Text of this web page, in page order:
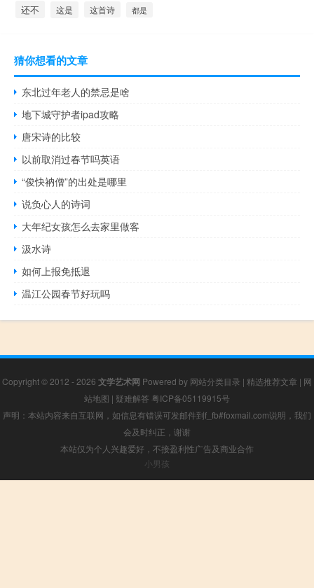
还不 这是 这首诗 都是
猜你想看的文章
东北过年老人的禁忌是啥
地下城守护者ipad攻略
唐宋诗的比较
以前取消过春节吗英语
“俊快衲僧”的出处是哪里
说负心人的诗词
大年纪女孩怎么去家里做客
汲水诗
如何上报免抵退
温江公园春节好玩吗
Copyright © 2012 - 2026 文学艺术网 Powered by 网站分类目录 | 精选推荐文章 | 网
站地图 | 疑难解答 粤ICP备05119915号
声明：本站内容来自互联网，如信息有错误可发邮件到f_fb#foxmail.com说明，我们
会及时纠正，谢谢
本站仅为个人兴趣爱好，不接盈利性广告及商业合作
小男孩